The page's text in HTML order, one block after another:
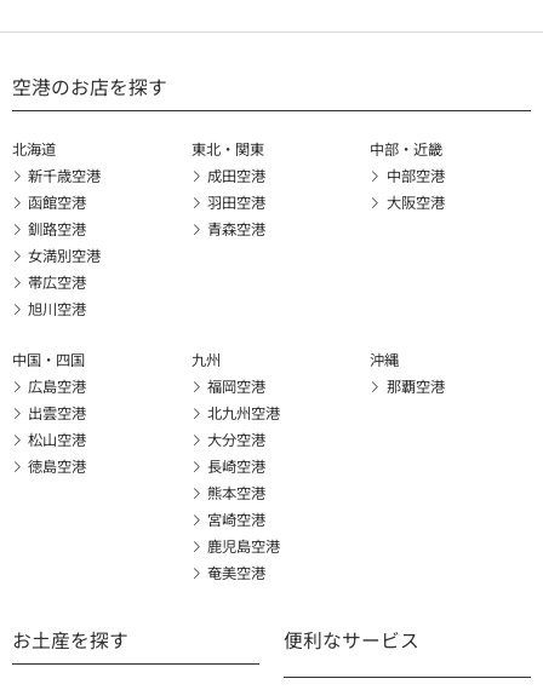
空港のお店を探す
北海道
新千歳空港
函館空港
釧路空港
女満別空港
帯広空港
旭川空港
東北・関東
成田空港
羽田空港
青森空港
中部・近畿
中部空港
大阪空港
中国・四国
広島空港
出雲空港
松山空港
徳島空港
九州
福岡空港
北九州空港
大分空港
長崎空港
熊本空港
宮崎空港
鹿児島空港
奄美空港
沖縄
那覇空港
お土産を探す 便利なサービス